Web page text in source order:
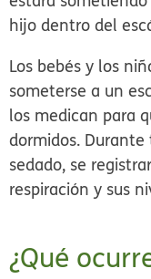
hijo dentro del
Los bebés y los
someterse a un
los medican para
dormidos.
sedado, se
respiración y sus
¿Qué